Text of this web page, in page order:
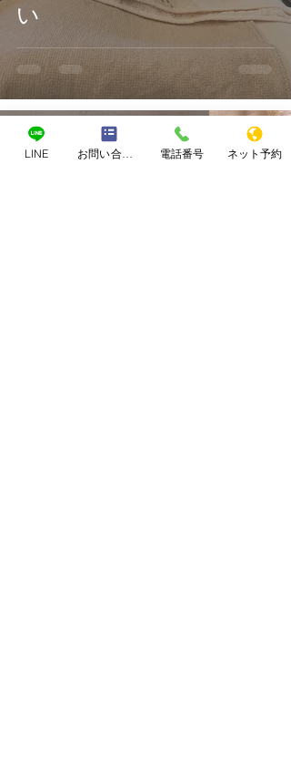
い
kotobukishinkyuin
2022年7月21日
LINE お問い合わせフォーム 電話番号 ネット予約